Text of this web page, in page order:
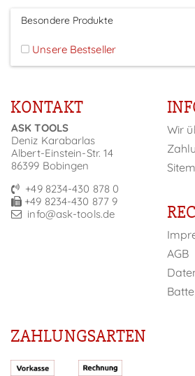
Besondere Produkte
Unsere Bestseller
KONTAKT
ASK TOOLS
Deniz Karabarlas
Albert-Einstein-Str. 14
86399 Bobingen
+49 8234-430 878 0
+49 8234-430 877 9
info@ask-tools.de
Wir
AGB
ZAHLUNGSARTEN